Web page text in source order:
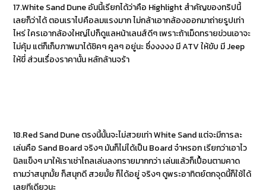
17.White Sand Dune อันนี้เรียกได้ว่าคือ Highlight สำคัญของทริปนี้
เลยก็ว่าได้ ตอนเราไปคือลมแรงมาก ไม่กล้าเอากล้องออกมาถ่ายรูปเท่า
ไหร่ ใครเอากล้องใหญ่ไปก็ดูแลหน้าเลนส์ดีๆ เพราะถ้าเม็ดทรายข่วนเอาจะ
ไม่คุ้ม แต่ก็เก็บภาพมาได้ชิคๆ คูลๆ อยู่นะ ซึ่งงงงง มี ATV ให้ขับ มี Jeep
ให้ขี่ ส่วนเรื่องราคานั้น หลักล้านจร้า
18.Red Sand Dune ตรงนี้นั้นจะไม่สวยเท่า White Sand แต่จะมีการละ
เล่นคือ Sand Board จริงๆ มันก็ไม่ได้เป็น Board จ๋าหรอก เรียกว่าเอาไว
นิลแข็งๆ มาให้เราเช่าไถลเล่นลงทรายมากกว่า เล่นแล้วก็เปื้อนตามคาด
ถามว่าสนุกมั้ย ก็สนุกดี สวยมั้ย ก็ได้อยู่ จริงๆ ดูพระอาทิตย์ตกจุดนี้ก็ใช้ได้
เลยทีเดียวนะ